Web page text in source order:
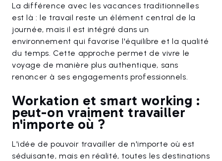
La différence avec les vacances traditionnelles
est là : le travail reste un élément central de la
journée, mais il est intégré dans un
environnement qui favorise l'équilibre et la qualité
du temps. Cette approche permet de vivre le
voyage de manière plus authentique, sans
renoncer à ses engagements professionnels.
Workation et smart working :
peut-on vraiment travailler
n'importe où ?
L'idée de pouvoir travailler de n'importe où est
séduisante, mais en réalité, toutes les destinations